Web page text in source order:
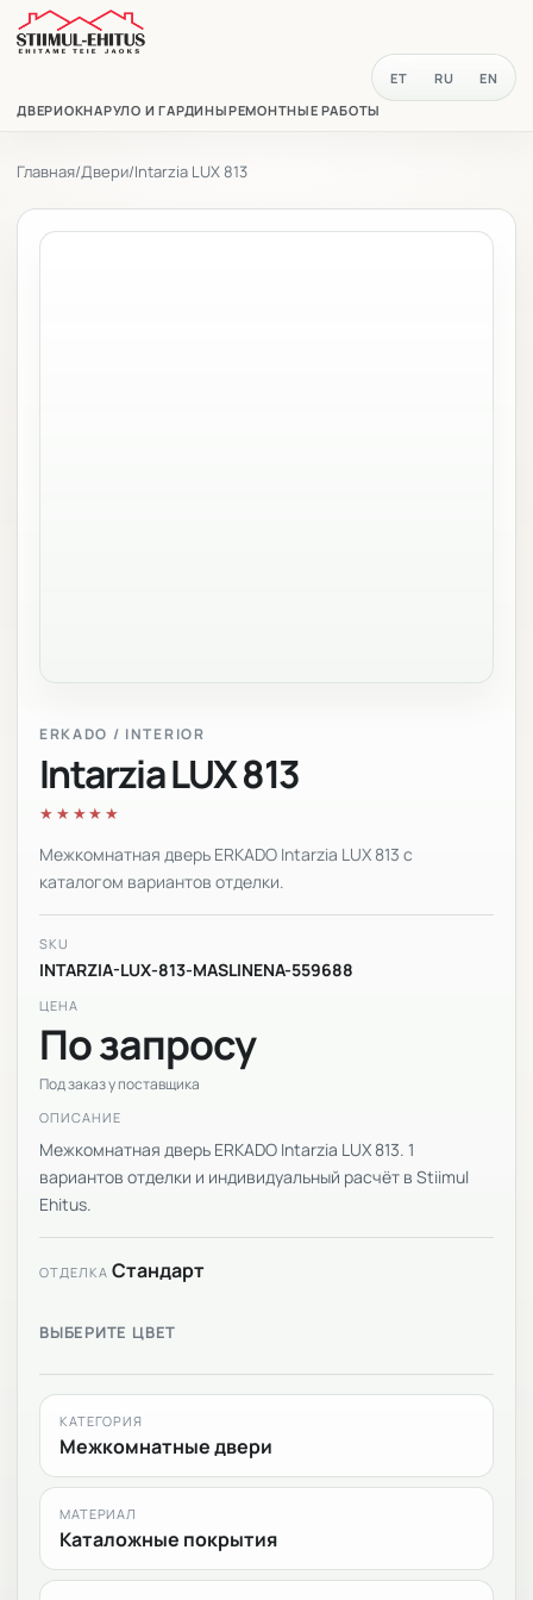
ДВЕРИОКНАРУЛО И ГАРДИНЫРЕМОНТНЫЕ РАБОТЫ
ET RU EN
Главная/Двери/Intarzia LUX 813
ERKADO / INTERIOR
Intarzia LUX 813
★★★★★
Межкомнатная дверь ERKADO Intarzia LUX 813 с
каталогом вариантов отделки.
SKU
INTARZIA-LUX-813-MASLINENA-559688
ЦЕНА
По запросу
Под заказ у поставщика
ОПИСАНИЕ
Межкомнатная дверь ERKADO Intarzia LUX 813. 1
вариантов отделки и индивидуальный расчёт в Stiimul
Ehitus.
ОТДЕЛКА Стандарт
ВЫБЕРИТЕ ЦВЕТ
КАТЕГОРИЯ
Межкомнатные двери
МАТЕРИАЛ
Каталожные покрытия